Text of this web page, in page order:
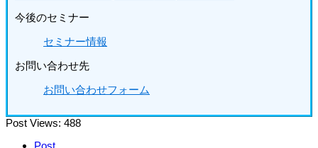
今後のセミナー
セミナー情報
お問い合わせ先
お問い合わせフォーム
Post Views: 488
Post